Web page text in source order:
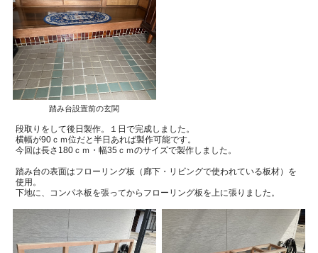
踏み台設置前の玄関
段取りをして後日製作。１日で完成しました。
横幅が90ｃｍ位だと半日あれば製作可能です。
今回は長さ180ｃｍ・幅35ｃｍのサイズで製作しました。
踏み台の表面はフローリング板（廊下・リビングで使われている板材）を
使用。
下地に、コンパネ板を張ってからフローリング板を上に張りました。